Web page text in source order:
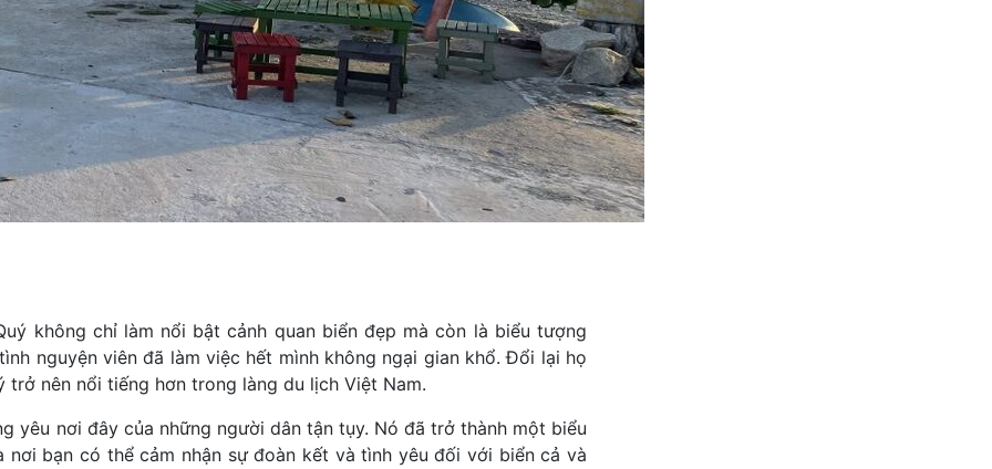
không chỉ làm nổi bật cảnh quan biển đẹp mà còn là biểu tượng
nguyện viên đã làm việc hết mình không ngại gian khổ. Đổi lại họ
nên nổi tiếng hơn trong làng du lịch Việt Nam.
yêu nơi đây của những người dân tận tụy. Nó đã trở thành một biểu
bạn có thể cảm nhận sự đoàn kết và tình yêu đối với biển cả và